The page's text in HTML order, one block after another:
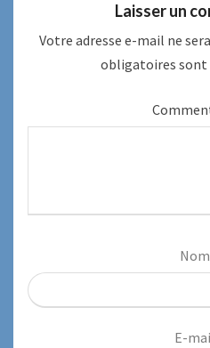
Laisser un
Votre adresse e-mail ne
obligatoires sont
Nom
E-